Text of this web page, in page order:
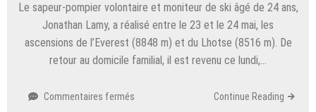
Le sapeur-pompier volontaire et moniteur de ski âgé de 24 ans,
Jonathan Lamy, a réalisé entre le 23 et le 24 mai, les
ascensions de l’Everest (8848 m) et du Lhotse (8516 m). De
retour au domicile familial, il est revenu ce lundi,…
Commentaires fermés Continue Reading